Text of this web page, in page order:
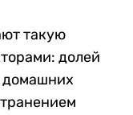
такую
долей
домашних